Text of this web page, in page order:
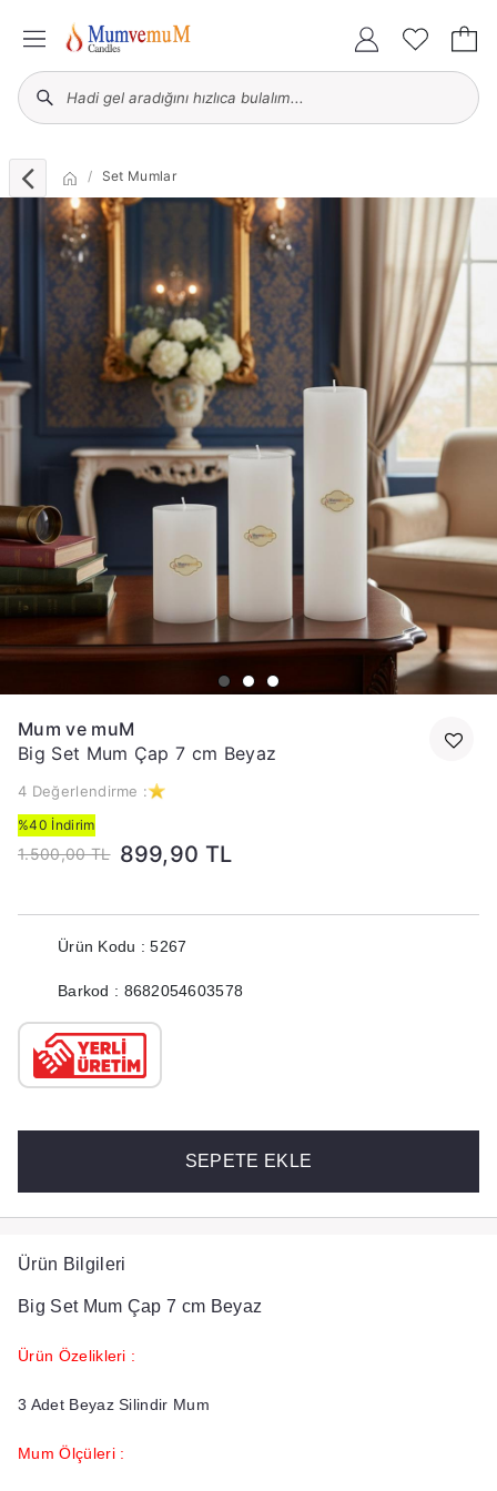
Set Mumlar
Mum ve muM
Big Set Mum Çap 7 cm Beyaz
4 Değerlendirme :
%40 İndirim
1.500,00 TL 899,90 TL
Ürün Kodu : 5267
Barkod : 8682054603578
SEPETE EKLE
Ürün Bilgileri
Big Set Mum Çap 7 cm Beyaz
Ürün Özelikleri :
3 Adet Beyaz Silindir Mum
Mum Ölçüleri :